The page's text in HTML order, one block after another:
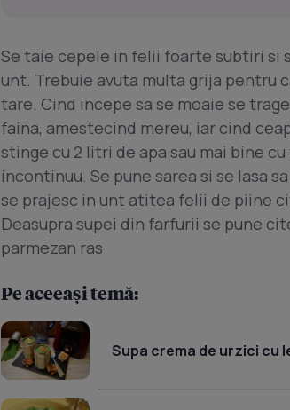
Se taie cepele in felii foarte subtiri si
unt. Trebuie avuta multa grija pentru
tare. Cind incepe sa se moaie se
faina, amestecind mereu, iar cind
stinge cu 2 litri de apa sau mai bine
incontinuu. Se pune sarea si se lasa
se prajesc in unt atitea felii de piine
Deasupra supei din farfurii se pune
parmezan ras
Pe aceeași temă:
Supa crema de urzici cu